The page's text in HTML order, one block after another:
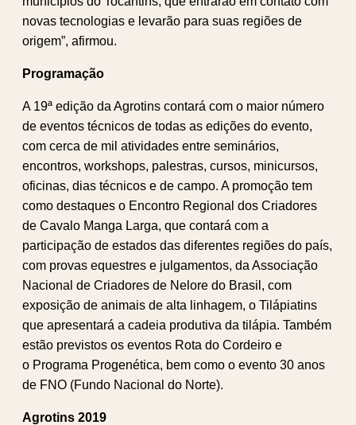
novas tecnologias e levarão para suas regiões de
origem”, afirmou.
Programação
A 19ª edição da Agrotins contará com o maior número
de eventos técnicos de todas as edições do evento,
com cerca de mil atividades entre seminários,
encontros, workshops, palestras, cursos, minicursos,
oficinas, dias técnicos e de campo. A promoção tem
como destaques o Encontro Regional dos Criadores
de Cavalo Manga Larga, que contará com a
participação de estados das diferentes regiões do país,
com provas equestres e julgamentos, da Associação
Nacional de Criadores de Nelore do Brasil, com
exposição de animais de alta linhagem, o Tilápiatins
que apresentará a cadeia produtiva da tilápia. Também
estão previstos os eventos Rota do Cordeiro e
o Programa Progenética, bem como o evento 30 anos
de FNO (Fundo Nacional do Norte).
Agrotins 2019